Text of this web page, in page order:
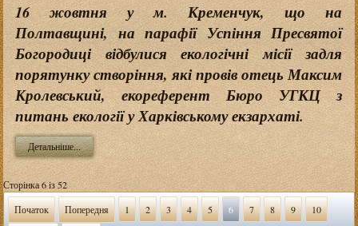
16 жовтня у м. Кременчук, що на
Полтавщині, на парафії Успіння Пресвятої
Богородиці відбулися екологічні місії задля
порятунку створіння, які провів отець Максим
Кролевський, екореферент Бюро УГКЦ з
питань екології у Харківському екзархаті.
Детальніше...
Сторінка 6 із 52
Початок
Попередня 1 2 3 4 5 6 7 8 9 10